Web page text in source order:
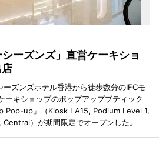
ーズンズ」直営ケーキショ
ズンズホテル香港から徒歩数分のIFCモ
ーキショップのポップアップブティック
Pop-up」（Kiosk LA15, Podium Level 1,
）が期間限定でオープンした。